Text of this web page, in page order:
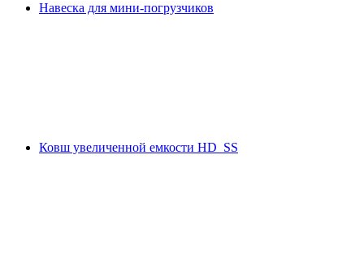
Навеска для мини-погрузчиков
Ковш увеличенной емкости HD_SS